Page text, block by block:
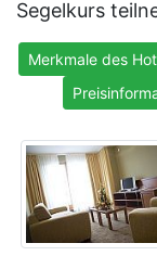
Segelkurs
Merkmale des